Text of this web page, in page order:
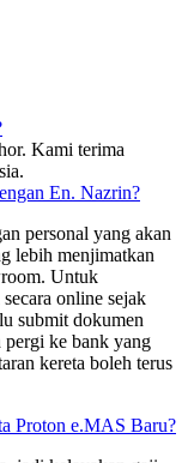
Kami terima
En. Nazrin?
personal yang akan
lebih menjimatkan
Untuk
online sejak
submit dokumen
pergi ke bank yang
kereta boleh terus
Proton e.MAS Baru?